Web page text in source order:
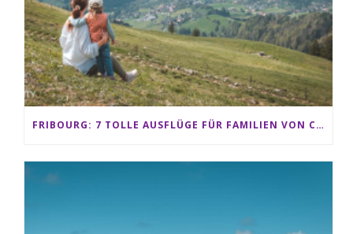
FRIBOURG: 7 TOLLE AUSFLÜGE FÜR FAMILIEN VON CHARMEY BIS LES PACCOTS